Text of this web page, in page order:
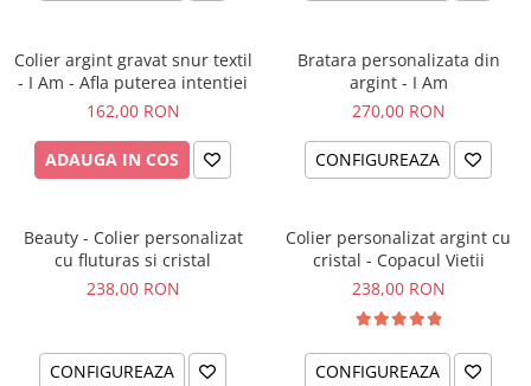
Colier argint gravat snur textil
- I Am - Afla puterea intentiei
162,00 RON
ADAUGA IN COS
Bratara personalizata din
argint - I Am
270,00 RON
CONFIGUREAZA
Beauty - Colier personalizat
cu fluturas si cristal
238,00 RON
CONFIGUREAZA
Colier personalizat argint cu
cristal - Copacul Vietii
238,00 RON
CONFIGUREAZA